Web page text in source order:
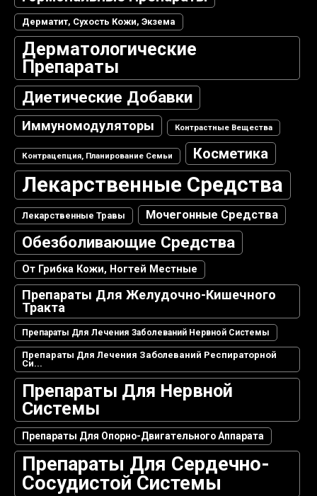
Дерматит, Сухость Кожи, Экзема
Дерматологические
Препараты
Диетические Добавки
Иммуномодуляторы Контрастные Вещества
Контрацепция, Планирование Семьи Косметика
Лекарственные Средства
Лекарственные Травы Мочегонные Средства
Обезболивающие Средства
От Грибка Кожи, Ногтей Местные
Препараты Для Желудочно-Кишечного
Тракта
Препараты Для Лечения Заболеваний Нервной Системы
Препараты Для Лечения Заболеваний Респираторной
Си...
Препараты Для Нервной
Системы
Препараты Для Опорно-Двигательного Аппарата
Препараты Для Сердечно-
Сосудистой Системы